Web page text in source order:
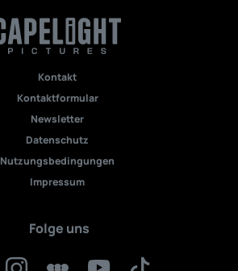
Kontakt
Kontaktformular
Newsletter
Datenschutz
Nutzungsbedingungen
Impressum
Folge uns